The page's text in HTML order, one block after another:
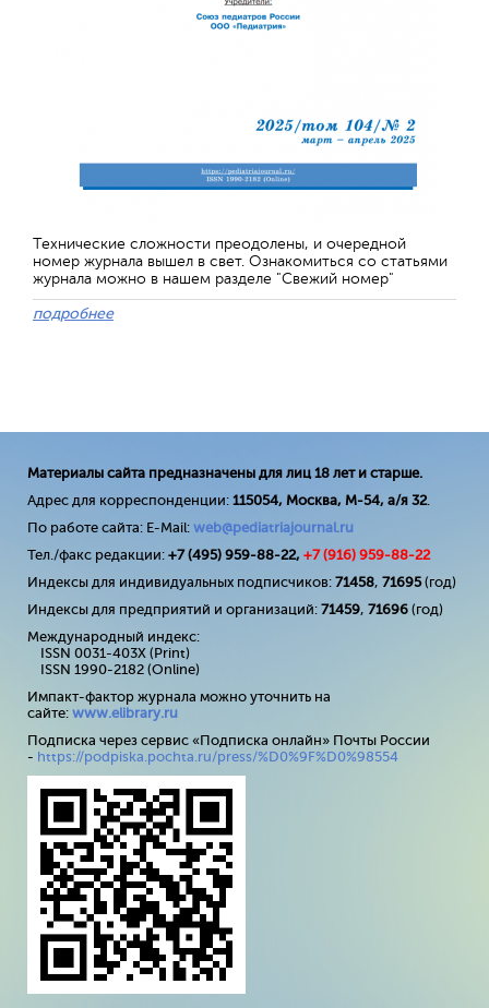
Технические сложности преодолены, и очередной
номер журнала вышел в свет. Ознакомиться со статьями
журнала можно в нашем разделе "Свежий номер"
подробнее
Материалы сайта предназначены для лиц 18 лет и старше.
Адрес для корреспонденции: 115054, Москва, М-54, а/я 32.
По работе сайта: E-Mail: web@pediatriajournal.ru
Тел./факс редакции: +7 (495) 959-88-22, +7 (916) 959-88-22
Индексы для индивидуальных подписчиков: 71458, 71695(год)
Индексы для предприятий и организаций: 71459, 71696 (год)
Международный индекс:
ISSN 0031-403X (Print)
ISSN 1990-2182 (Online)
Импакт-фактор журнала можно уточнить на
сайте: www.elibrary.ru
Подписка через сервис «Подписка онлайн» Почты России
- https://podpiska.pochta.ru/press/%D0%9F%D0%98554